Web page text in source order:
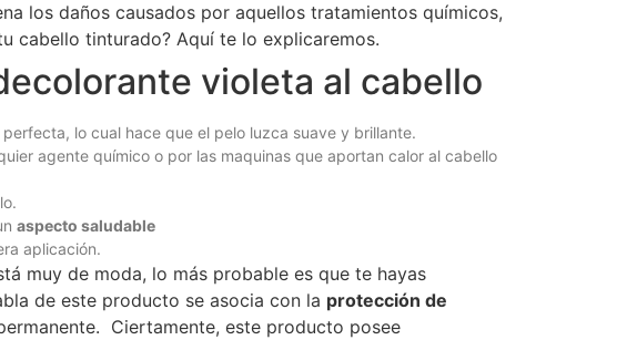
los daños causados por aquellos tratamientos químicos,
cabello tinturado? Aquí te lo explicaremos.
violeta al cabello
lo cual hace que el pelo luzca suave y brillante.
agente químico o por las maquinas que aportan calor al cabello
aspecto saludable
aplicación.
muy de moda, lo más probable es que te hayas
de este producto se asocia con la protección de
Ciertamente, este producto posee